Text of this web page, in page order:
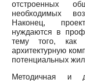
отстроенных
необходимых
Наконец,
нуждаются в
тему того, как
архитектурную
потенциальных
Методичная и